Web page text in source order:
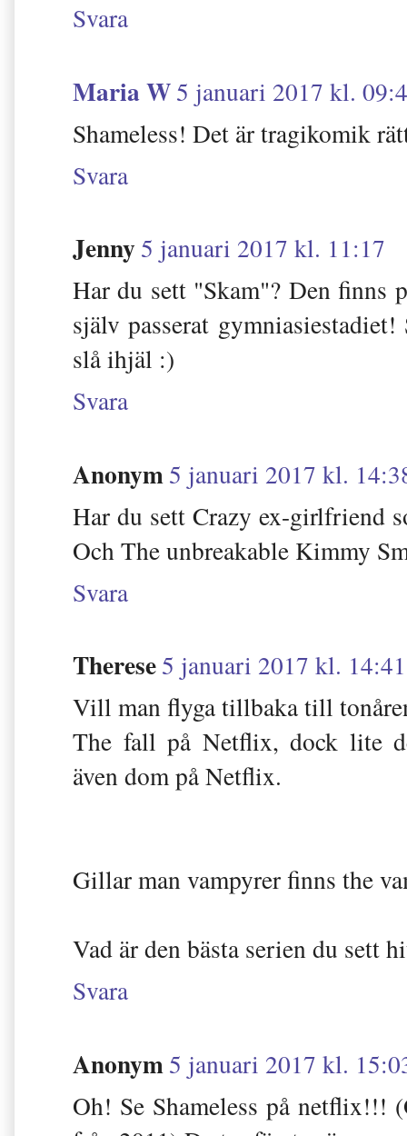
Svara
Maria W5 januari 2017 kl.
Shameless! Det är tragikomik
Svara
Jenny5 januari 2017 kl. 11:17
Har du sett "Skam"? Den finns
själv passerat
slå ihjäl :)
Svara
Anonym5 januari 2017 kl.
Har du sett Crazy ex-girlfriend
Och The unbreakable Kimmy
Svara
Therese5 januari 2017 kl. 14:41
Vill man flyga tillbaka till
The fall på Netflix, dock lite
även dom på Netflix.
Gillar man vampyrer finns the
Vad är den bästa serien du sett
Svara
Anonym5 januari 2017 kl.
Oh! Se Shameless på netflix!!!